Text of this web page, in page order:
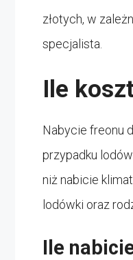
złotych, w
specjalista.
Ile
Nabycie freonu
przypadku
niż nabicie
lodówki oraz
Ile